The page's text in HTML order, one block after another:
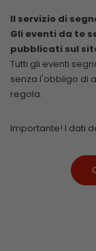
Il servizio di
Gli eventi da te
pubblicati sul
Tutti gli eventi
senza l'obbligo di
regola.
Importante! I dati